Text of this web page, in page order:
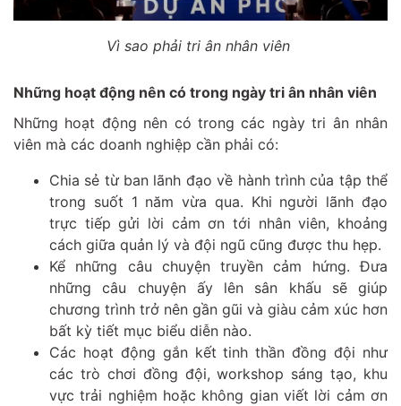
Vì sao phải tri ân nhân viên
Những hoạt động nên có trong ngày tri ân nhân viên
Những hoạt động nên có trong các ngày tri ân nhân
viên mà các doanh nghiệp cần phải có:
Chia sẻ từ ban lãnh đạo về hành trình của tập thể
trong suốt 1 năm vừa qua. Khi người lãnh đạo
trực tiếp gửi lời cảm ơn tới nhân viên, khoảng
cách giữa quản lý và đội ngũ cũng được thu hẹp.
Kể những câu chuyện truyền cảm hứng. Đưa
những câu chuyện ấy lên sân khấu sẽ giúp
chương trình trở nên gần gũi và giàu cảm xúc hơn
bất kỳ tiết mục biểu diễn nào.
Các hoạt động gắn kết tinh thần đồng đội như
các trò chơi đồng đội, workshop sáng tạo, khu
vực trải nghiệm hoặc không gian viết lời cảm ơn